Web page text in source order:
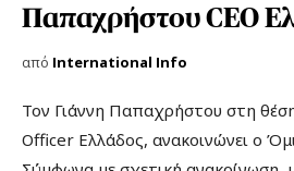
Παπαχρήστου CEO
από International Info
Τον Γιάννη Παπαχρήστου στη
Officer Ελλάδος, ανακοινώνει ο